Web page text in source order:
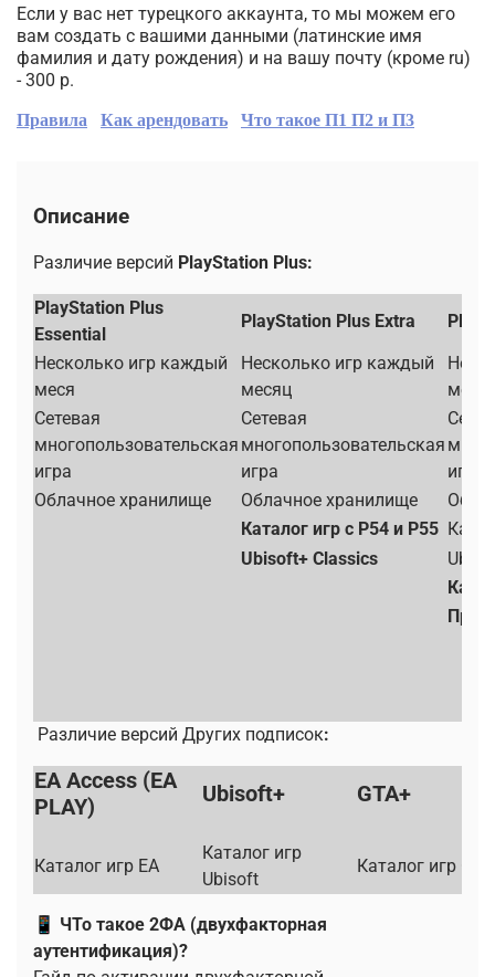
Если у вас нет турецкого аккаунта, то мы можем его
вам создать с вашими данными (латинские имя
фамилия и дату рождения) и на вашу почту (кроме ru)
- 300 р.
Правила Как арендовать Что такое П1 П2 и П3
Описание
Различие версий PlayStation Plus:
PlayStation Plus
Essential
PlayStation Plus Extra
Несколько игр каждый
меся
Несколько игр каждый
месяц
Сетевая
многопользовательская
игра
Сетевая
многопользовательская
игра
игра
Облачное хранилище
Облачное хранилище
Каталог игр с Р54 и Р55
Ubisoft+ Classics
Различие версий Других подписок:
EA Access (EA
PLAY)
Ubisoft+ GTA+
Каталог игр EA
Каталог игр
Ubisoft
Каталог игр GTA
📱 ЧТо такое 2ФА (двухфакторная
аутентификация)?